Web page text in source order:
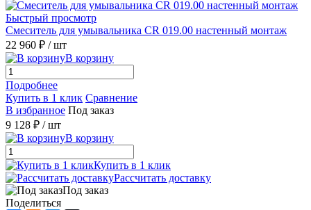
Быстрый просмотр
Смеситель для умывальника CR 019.00 настенный монтаж
22 960 ₽ / шт
В корзину
Подробнее
Купить в 1 клик Сравнение
В избранное Под заказ
9 128 ₽ / шт
В корзину
Купить в 1 клик
Рассчитать доставку
Под заказ
Поделиться